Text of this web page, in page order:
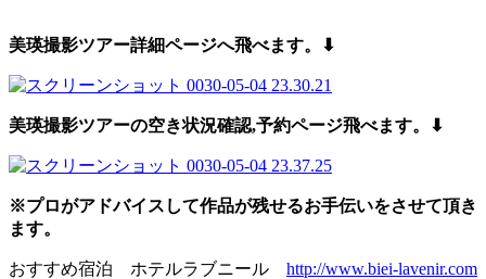
美瑛撮影ツアー詳細ページへ飛べます。⬇︎
美瑛撮影ツアーの空き状況確認,予約ページ飛べます。⬇︎
※プロがアドバイスして作品が残せるお手伝いをさせて頂き
ます。
おすすめ宿泊 ホテルラブニール http://www.biei-lavenir.com